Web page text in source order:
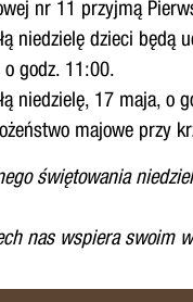
nr 11 przyjmą
niedzielę dzieci będą
o godz. 11:00.
niedzielę, 17 maja, o
majowe przy
świętowania
nas wspiera swoim